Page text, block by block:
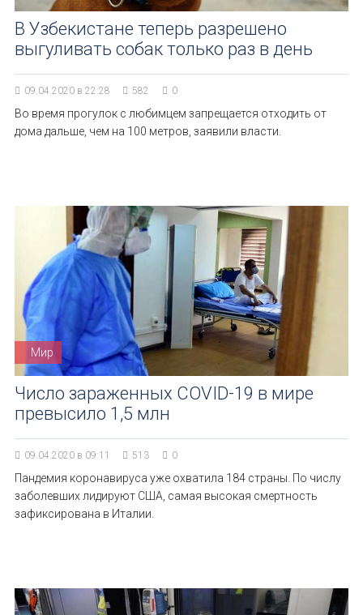
В Узбекистане теперь разрешено
выгуливать собак только раз в день
09.04.2020 в 22:28 582 0
Во время прогулок с любимцем запрещается отходить от
дома дальше, чем на 100 метров, заявили власти.
Мир
Число зараженных COVID-19 в мире
превысило 1,5 млн
09.04.2020 в 09:11 513 0
Пандемия коронавируса уже охватила 184 страны. По числу
заболевших лидируют США, самая высокая смертность
зафиксирована в Италии.